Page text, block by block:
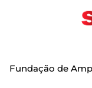
Fundação de